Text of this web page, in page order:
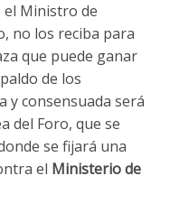
el Ministro de
no los reciba para
que puede ganar
de los
y consensuada será
del Foro, que se
se fijará una
el Ministerio de